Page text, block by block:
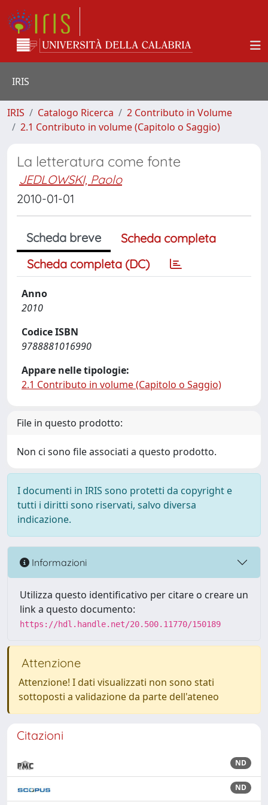
IRIS
IRIS Catalogo Ricerca
2 Contributo in Volume
2.1 Contributo in volume (Capitolo o Saggio)
La letteratura come fonte
JEDLOWSKI, Paolo
2010-01-01
Scheda breve
Scheda completa
Scheda completa (DC)
Anno
2010
Codice ISBN
9788881016990
Appare nelle tipologie:
2.1 Contributo in volume (Capitolo o Saggio)
File in questo prodotto:
Non ci sono file associati a questo prodotto.
I documenti in IRIS sono protetti da copyright e
tutti i diritti sono riservati, salvo diversa
indicazione.
Informazioni
Utilizza questo identificativo per citare o creare un
link a questo documento:
https://hdl.handle.net/20.500.11770/150189
Attenzione
Attenzione! I dati visualizzati non sono stati
sottoposti a validazione da parte dell'ateneo
Citazioni
ND
ND